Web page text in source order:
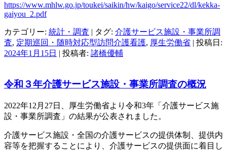
https://www.mhlw.go.jp/toukei/saikin/hw/kaigo/service22/dl/kekka-
gaiyou_2.pdf
カテゴリー: 統計・調査 | タグ: 介護サービス施設・事業所調
査, 定期巡回・随時対応型訪問介護看護, 厚生労働省 | 投稿日:
2024年1月15日 | 投稿者: 諸橋優輔
令和３年介護サービス施設・事業所調査の概況
2022年12月27日、厚生労働省より令和3年「介護サービス施
設・事業所調査」の結果が公表されました。
介護サービス施設・全国の介護サービスの提供体制、提供内
容等を把握することにより、介護サービスの提供面に着目し